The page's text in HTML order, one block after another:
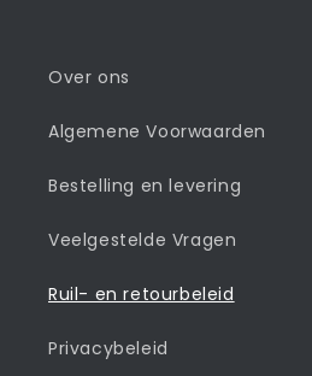
Over ons
Algemene Voorwaarden
Bestelling en levering
Veelgestelde Vragen
Ruil- en retourbeleid
Privacybeleid